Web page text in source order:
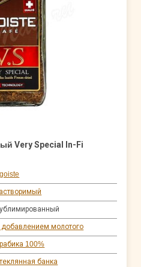
Very Special In-Fi
молотого
100%
банка